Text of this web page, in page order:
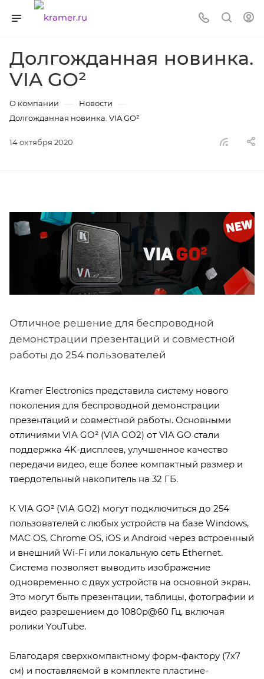
Долгожданная новинка.
VIA GO²
О компании — Новости —
Долгожданная новинка. VIA GO²
14 октября 2020
Отличное решение для беспроводной
демонстрации презентаций и совместной
работы до 254 пользователей
Kramer Electronics представила систему нового
поколения для беспроводной демонстрации
презентаций и совместной работы. Основными
отличиями VIA GO² (VIA GO2) от VIA GO стали
поддержка 4K-дисплеев, улучшенное качество
передачи видео, еще более компактный размер и
твердотельный накопитель на 32 ГБ.
К VIA GO² (VIA GO2) могут подключиться до 254
пользователей с любых устройств на базе Windows,
MAC OS, Chrome OS, iOS и Android через встроенный
и внешний Wi-Fi или локальную сеть Ethernet.
Система позволяет выводить изображение
одновременно с двух устройств на основной экран.
Это могут быть презентации, таблицы, фотографии и
видео разрешением до 1080p@60 Гц, включая
ролики YouTube.
Благодаря сверхкомпактному форм-фактору (7х7
см) и поставляемой в комплекте пластине-